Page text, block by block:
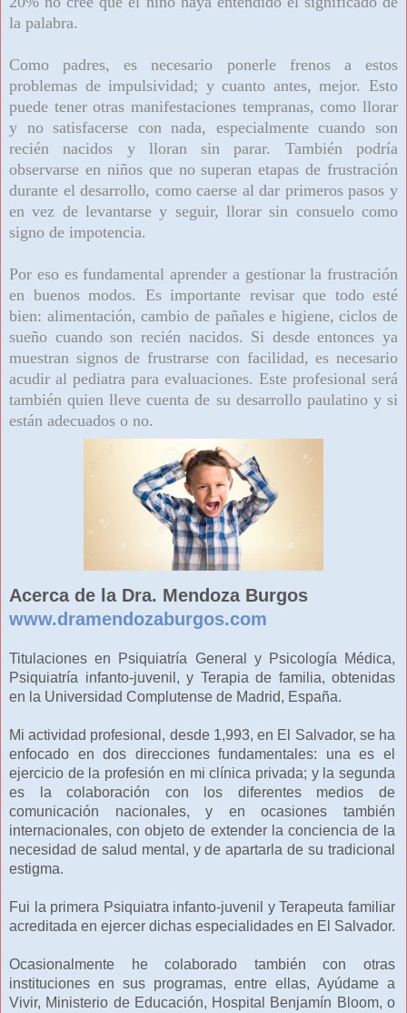
la palabra.
Como padres, es necesario ponerle frenos a estos
problemas de impulsividad; y cuanto antes, mejor. Esto
puede tener otras manifestaciones tempranas, como llorar
y no satisfacerse con nada, especialmente cuando son
recién nacidos y lloran sin parar. También podría
observarse en niños que no superan etapas de frustración
durante el desarrollo, como caerse al dar primeros pasos y
en vez de levantarse y seguir, llorar sin consuelo como
signo de impotencia.
Por eso es fundamental aprender a gestionar la frustración
en buenos modos. Es importante revisar que todo esté
bien: alimentación, cambio de pañales e higiene, ciclos de
sueño cuando son recién nacidos. Si desde entonces ya
muestran signos de frustrarse con facilidad, es necesario
acudir al pediatra para evaluaciones. Este profesional será
también quien lleve cuenta de su desarrollo paulatino y si
están adecuados o no.
Acerca de la Dra. Mendoza Burgos
www.dramendozaburgos.com
Titulaciones en Psiquiatría General y Psicología Médica,
Psiquiatría infanto-juvenil, y Terapia de familia, obtenidas
en la Universidad Complutense de Madrid, España.
Mi actividad profesional, desde 1,993, en El Salvador, se ha
enfocado en dos direcciones fundamentales: una es el
ejercicio de la profesión en mi clínica privada; y la segunda
es la colaboración con los diferentes medios de
comunicación nacionales, y en ocasiones también
internacionales, con objeto de extender la conciencia de la
necesidad de salud mental, y de apartarla de su tradicional
estigma.
Fui la primera Psiquiatra infanto-juvenil y Terapeuta familiar
acreditada en ejercer dichas especialidades en El Salvador.
Ocasionalmente he colaborado también con otras
instituciones en sus programas, entre ellas, Ayúdame a
Vivir, Ministerio de Educación, Hospital Benjamín Bloom, o